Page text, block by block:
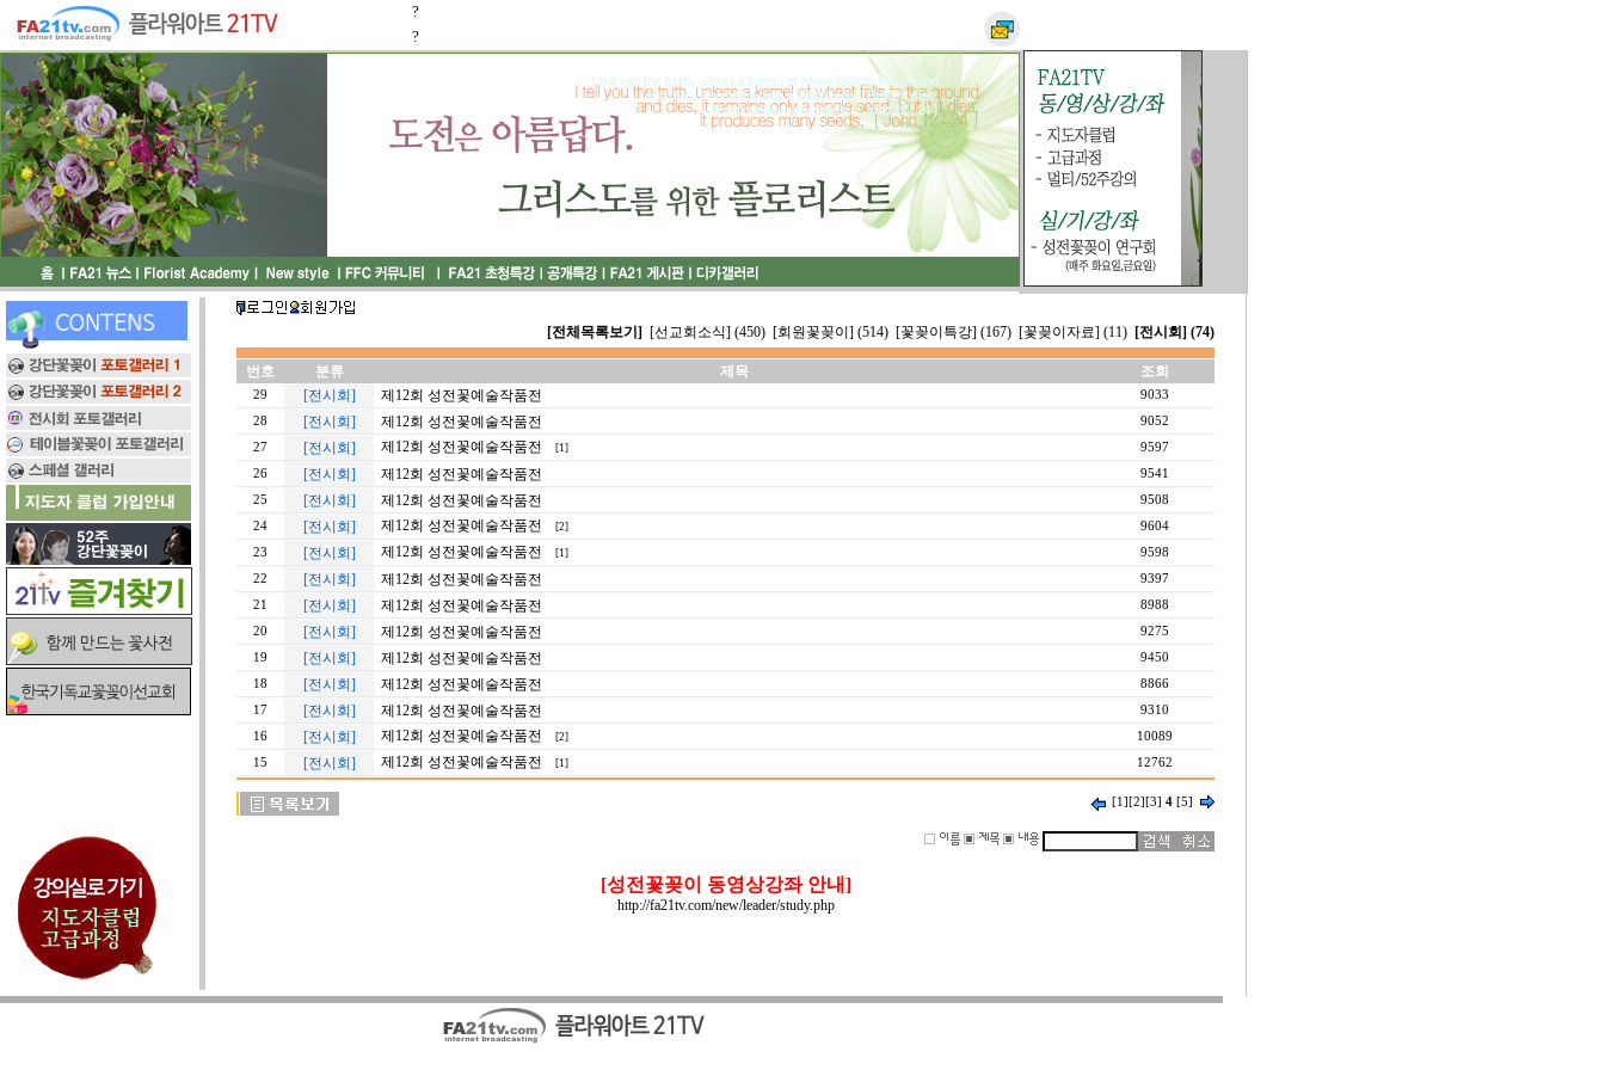
?
?
[전체목록보기] [선교회소식] (450) [회원꽃꽂이] (514) [꽃꽂이특강] (167) [꽃꽂이자료] (11) [전시회] (74)
번호 분류 제목 조회
29 [전시회] 제12회 성전꽃예술작품전
9033
28
[전시회] 제12회 성전꽃예술작품전
9052
27
[전시회] 제12회 성전꽃예술작품전 [1]
9597
26
[전시회] 제12회 성전꽃예술작품전
9541
25
[전시회] 제12회 성전꽃예술작품전
9508
24
[전시회] 제12회 성전꽃예술작품전 [2]
9604
23
[전시회] 제12회 성전꽃예술작품전 [1]
9598
22
[전시회] 제12회 성전꽃예술작품전
9397
21
[전시회] 제12회 성전꽃예술작품전
8988
20
[전시회] 제12회 성전꽃예술작품전
9275
19
[전시회] 제12회 성전꽃예술작품전
9450
18
[전시회] 제12회 성전꽃예술작품전
8866
17
[전시회] 제12회 성전꽃예술작품전
9310
16
[전시회] 제12회 성전꽃예술작품전 [2]
10089
15
[전시회] 제12회 성전꽃예술작품전 [1] 12762
[1] [2] [3] 4 [5]
[성전꽃꽂이 동영상강좌 안내]
http://fa21tv.com/new/leader/study.php